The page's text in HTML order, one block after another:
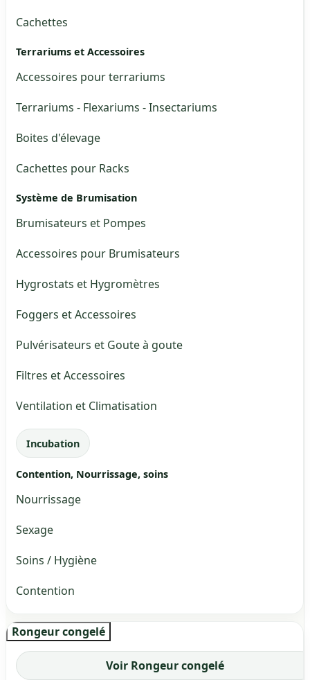
Cachettes
Terrariums et Accessoires
Accessoires pour terrariums
Terrariums - Flexariums - Insectariums
Boites d'élevage
Cachettes pour Racks
Système de Brumisation
Brumisateurs et Pompes
Accessoires pour Brumisateurs
Hygrostats et Hygromètres
Foggers et Accessoires
Pulvérisateurs et Goute à goute
Filtres et Accessoires
Ventilation et Climatisation
Incubation
Contention, Nourrissage, soins
Nourrissage
Sexage
Soins / Hygiène
Contention
Rongeur congelé
Voir Rongeur congelé